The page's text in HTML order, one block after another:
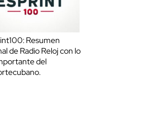
Resumen
de Radio Reloj con lo
del